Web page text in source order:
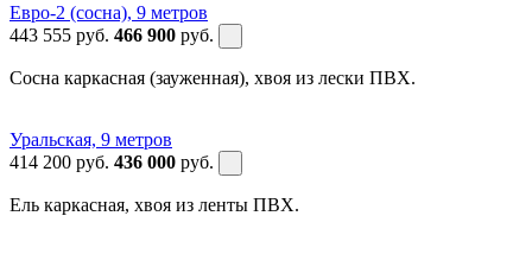
Евро-2 (сосна), 9 метров
443 555 руб. 466 900 руб.
Сосна каркасная (зауженная), хвоя из лески ПВХ.
Уральская, 9 метров
414 200 руб. 436 000 руб.
Ель каркасная, хвоя из ленты ПВХ.